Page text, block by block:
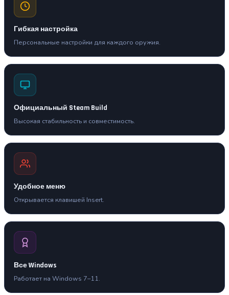
Гибкая настройка
Персональные настройки для каждого оружия.
Официальный Steam Build
Высокая стабильность и совместимость.
Удобное меню
Открывается клавишей Insert.
Все Windows
Работает на Windows 7–11.